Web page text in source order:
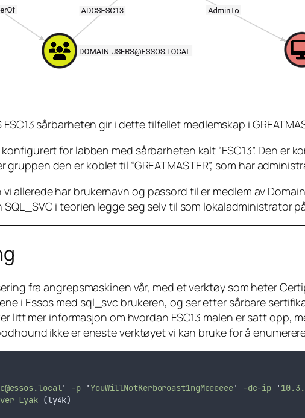
sårbarheten gir i dette tilfellet medlemskap i
for labben med sårbarheten kalt “ESC13”. Den
den er koblet til “GREATMASTER”, som har
vi allerede har brukernavn og passord til er medlem av
SQL_SVC i teorien legge seg selv til som lokaladministrator
fra angrepsmaskinen vår, med et verktøy som heter
i Essos med sql_svc brukeren, og ser etter sårbare
litt mer informasjon om hvordan ESC13 malen er satt opp,
ikke er eneste verktøyet vi kan bruke for å
' -p 'YouWillNotKerboroast1ngMeeeeee' -dc-ip '
Lyak (ly4k)